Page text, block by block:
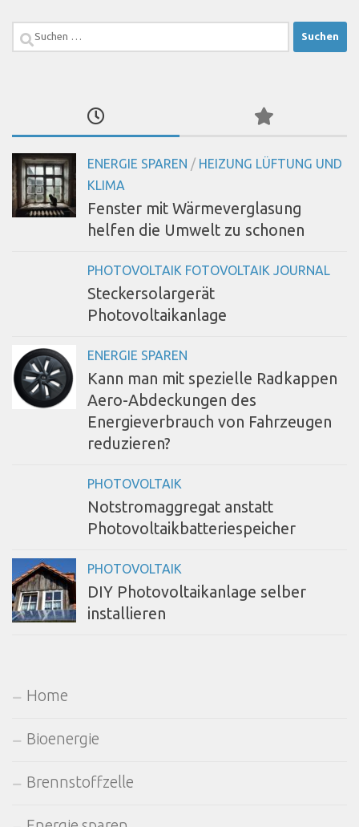
Suchen
ENERGIE SPAREN / HEIZUNG LÜFTUNG UND
KLIMA
Fenster mit Wärmeverglasung
helfen die Umwelt zu schonen
PHOTOVOLTAIK FOTOVOLTAIK JOURNAL
Steckersolargerät
Photovoltaikanlage
ENERGIE SPAREN
Kann man mit spezielle Radkappen
Aero-Abdeckungen des
Energieverbrauch von Fahrzeugen
reduzieren?
PHOTOVOLTAIK
Notstromaggregat anstatt
Photovoltaikbatteriespeicher
PHOTOVOLTAIK
DIY Photovoltaikanlage selber
installieren
Home
Bioenergie
Brennstoffzelle